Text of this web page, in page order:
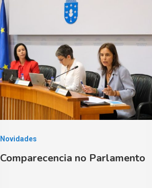
Novidades
Comparecencia no Parlamento